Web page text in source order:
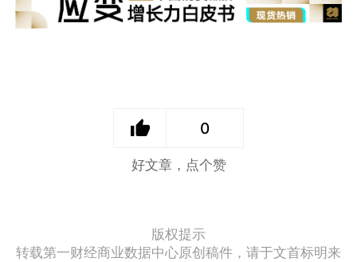
0
好文章，点个赞
版权提示
转载第一财经商业数据中心原创稿件，请于文首标明来